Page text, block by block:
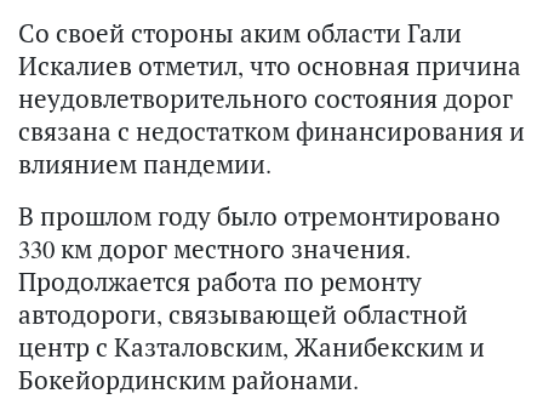
Со своей стороны аким области Гали
Искалиев отметил, что основная причина
неудовлетворительного состояния дорог
связана с недостатком финансирования и
влиянием пандемии.
В прошлом году было отремонтировано
330 км дорог местного значения.
Продолжается работа по ремонту
автодороги, связывающей областной
центр с Казталовским, Жанибекским и
Бокейординским районами.